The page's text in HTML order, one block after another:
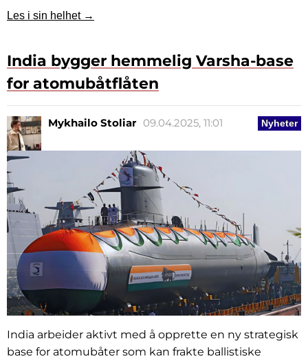
Les i sin helhet →
India bygger hemmelig Varsha-base
for atomubåtflåten
Nyheter
Mykhailo Stoliar 09.04.2025, 11:01
India arbeider aktivt med å opprette en ny strategisk
base for atomubåter som kan frakte ballistiske